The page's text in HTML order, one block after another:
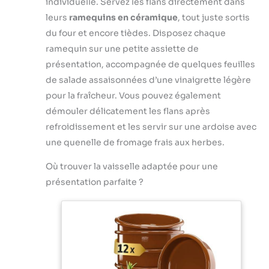
repas Contenu de
la livraison : Mixeur
plongeant
ErgoMixx 600 W
avec 2 vitesses et
gobelet doseur
Parfait pour
cuisiner pour la
famille et les
à four
rectangulaire en
céramique pour 4–
6 personnes (28 ×
poignées
pratiques pour
servir en toute
Robuste et unique
quotidien, et
fabrication
artisanale —
chaque plat à four
fromage dans le
plat, même pour
des portions
généreuses, sans
débordement.
Chaleur bien
céramique assure
une cuisson
homogène pour
gratin, tiramisu ou
micro onde et
Parfait pour
cuisiner pour la
famille et les
invités : grand plat
à four
rectangulaire en
leurs ramequins en céramique, tout juste sortis
du four et encore tièdes. Disposez chaque
ramequin sur une petite assiette de
présentation, accompagnée de quelques feuilles
de salade assaisonnées d’une vinaigrette légère
pour la fraîcheur. Vous pouvez également
démouler délicatement les flans après
refroidissement et les servir sur une ardoise avec
une quenelle de fromage frais aux herbes.
Où trouver la vaisselle adaptée pour une
présentation parfaite ?